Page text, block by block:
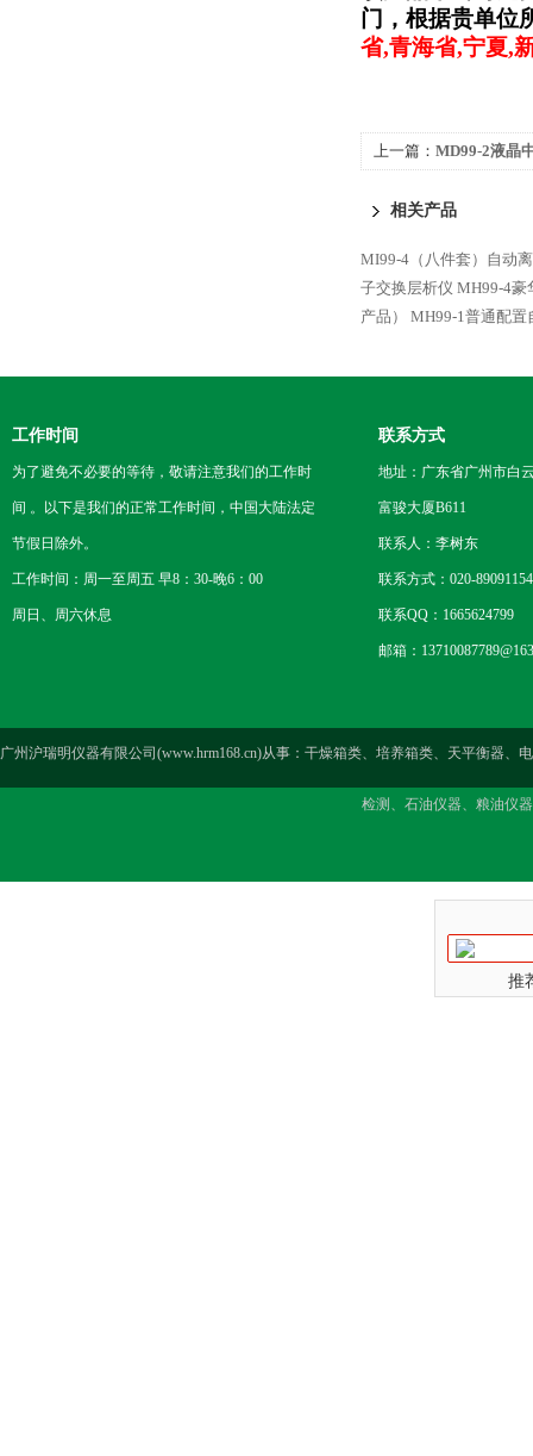
门，根据贵单位
省,青海省,宁夏,
上一篇： MD99-2液晶
相关产品
MI99-4（八件套）自动
子交换层析仪 MH99-4豪
产品）
MH99-1普通配置
工作时间
为了避免不必要的等待，敬请注意我们的工作时
间 。以下是我们的正常工作时间，中国大陆法定
节假日除外。
工作时间：周一至周五 早8：30-晚6：00
周日、周六休息
联系方式
地址：广东省广州市白
富骏大厦B611
联系人：李树东
联系方式：020-89091154
联系QQ：1665624799
邮箱：
广州沪瑞明仪器有限公司(www.hrm168.cn)从事：干燥箱类、培养箱类、天平衡器
检测、石油仪器、粮油仪
推